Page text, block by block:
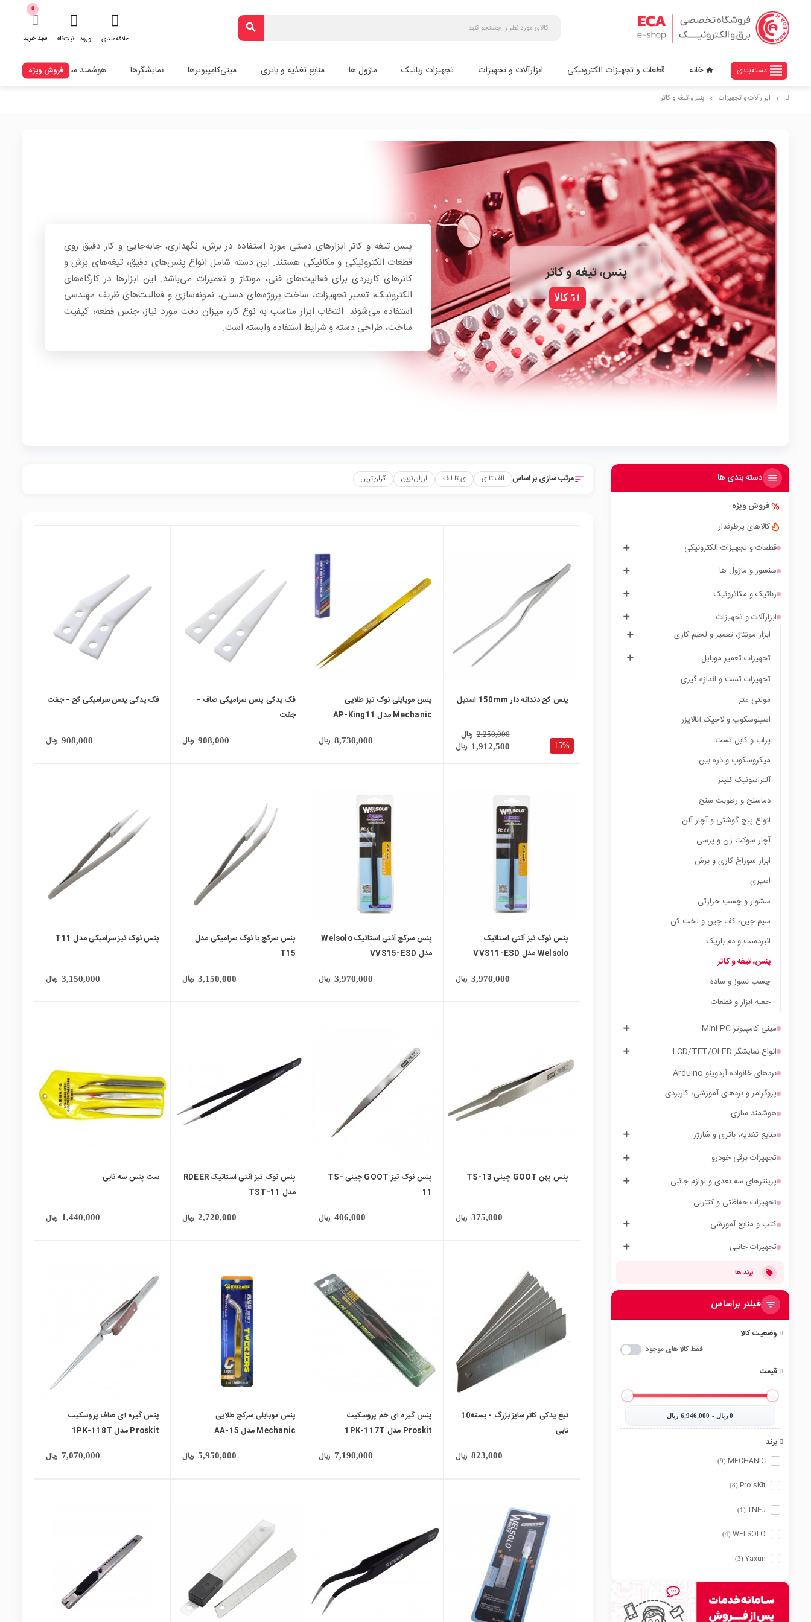
search
علاقه‌مندی ورود | ثبت‌نام
0
سبد خرید
view_headline دسته‌بندی home خانه قطعات و تجهیزات الکترونیکی ابزارآلات و تجهیزات تجهیزات رباتیک ماژول ها منابع تغذیه و باتری مینی‌کامپیوترها نمایشگرها هوشمند سازیفروش ویژه
chevron_right ابزارآلات و تجهیزات chevron_right پنس، تیغه و کاتر
پنس، تیغه و کاتر
51 کالا
پنس تیغه و کاتر ابزارهای دستی مورد استفاده در برش، نگهداری، جابه‌جایی و کار دقیق روی
قطعات الکترونیکی و مکانیکی هستند. این دسته شامل انواع پنس‌های دقیق، تیغه‌های برش و
کاترهای کاربردی برای فعالیت‌های فنی، مونتاژ و تعمیرات می‌باشد. این ابزارها در کارگاه‌های
الکترونیک، تعمیر تجهیزات، ساخت پروژه‌های دستی، نمونه‌سازی و فعالیت‌های ظریف مهندسی
استفاده می‌شوند. انتخاب ابزار مناسب به نوع کار، میزان دقت مورد نیاز، جنس قطعه، کیفیت
ساخت، طراحی دسته و شرایط استفاده وابسته است.
دسته بندی ها
فروش ویژه
کالاهای پرطرفدار
قطعات و تجهیزات الکترونیکی
سنسور و ماژول ها
رباتیک و مکاترونیک
ابزارآلات و تجهیزات
ابزار مونتاژ، تعمیر و لحیم کاری
تجهیزات تعمیر موبایل
تجهیزات تست و اندازه گیری
مولتی متر
اسیلوسکوپ و لاجیک آنالایزر
پراب و کابل تست
میکروسکوپ و ذره بین
آلتراسونیک کلینر
دماسنج و رطوبت سنج
انواع پیچ گوشتی و آچار آلن
آچار سوکت زن و پرسی
ابزار سوراخ کاری و برش
اسپری
سشوار و چسب حرارتی
سیم چین، کف چین و لخت کن
انبردست و دم باریک
پنس، تیغه و کاتر
چسب نسوز و ساده
جعبه ابزار و قطعات
مینی کامپیوتر Mini PC
انواع نمایشگر LCD/TFT/OLED
بردهای خانواده آردوینو Arduino
پروگرامر و بردهای آموزشی، کاربردی
هوشمند سازی
منابع تغذیه، باتری و شارژر
تجهیزات برقی خودرو
پرینترهای سه بعدی و لوازم جانبی
تجهیزات حفاظتی و کنترلی
کتب و منابع آموزشی
تجهیزات جانبی
برند ها
فیلتر براساس
وضعیت کالا
فقط کالا های موجود
قیمت
0‎ ریال - 6,946,000‎ ریال
برند
MECHANIC
(9)
Pro'sKit
(8)
TNI-U
(1)
WELSOLO
(4)
Yaxun
(3)
sortمرتب سازی بر اساس الف تا ی ی تا الف ارزان‌ترین گران‌ترین
15%
پنس کج دندانه دار 150mm استیل
1,912,500 ریال
2,250,000 ریال
پنس موبایلی نوک تیز طلایی
Mechanic مدل AP-King11
8,730,000 ریال
فک یدکی پنس سرامیکی صاف -
جفت
908,000 ریال
فک یدکی پنس سرامیکی کج - جفت
908,000 ریال
پنس نوک تیز آنتی استاتیک
Welsolo مدل VVS11-ESD
3,970,000 ریال
پنس سرکج آنتی استاتیک Welsolo
مدل VVS15-ESD
3,970,000 ریال
پنس سرکج با نوک سرامیکی مدل
T15
3,150,000 ریال
پنس نوک تیز سرامیکی مدل T11
3,150,000 ریال
پنس پهن GOOT چینی TS-13
375,000 ریال
پنس نوک تیز GOOT چینی TS-
11
406,000 ریال
پنس نوک تیز آنتی استاتیک RDEER
مدل TST-11
2,720,000 ریال
ست پنس سه تایی
1,440,000 ریال
تیغ یدکی کاتر سایز بزرگ - بسته10
تایی
823,000 ریال
پنس گیره ای خم پروسکیت
Proskit مدل 1PK-117T
7,190,000 ریال
پنس موبایلی سرکج طلایی
Mechanic مدل AA-15
5,950,000 ریال
پنس گیره ای صاف پروسکیت
Proskit مدل 1PK-118T
7,070,000 ریال
local_mall